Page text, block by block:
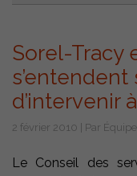
Sorel-Tracy
s’entendent
d’intervenir
2 février 2010 | Par Équipe
Le Conseil des